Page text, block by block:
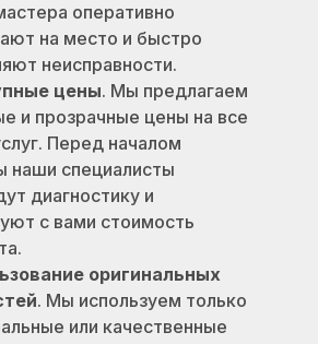
оперативно
на место и быстро
неисправности.
цены. Мы предлагаем
и прозрачные цены на все
Перед началом
наши специалисты
диагностику и
с вами стоимость
оригинальных
. Мы используем только
или качественные